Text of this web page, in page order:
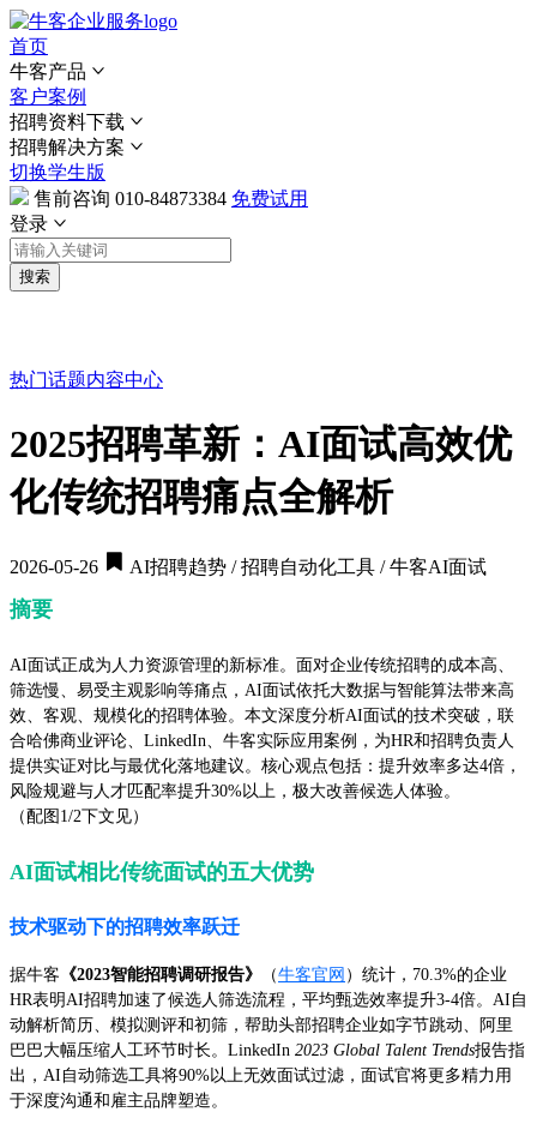
首页
牛客产品
客户案例
招聘资料下载
招聘解决方案
切换学生版
售前咨询 010-84873384 免费试用
登录
搜索
热门话题内容中心
2025招聘革新：AI面试高效优
化传统招聘痛点全解析
2026-05-26 AI招聘趋势 / 招聘自动化工具 / 牛客AI面试
摘要
AI面试正成为人力资源管理的新标准。面对企业传统招聘的成本高、
筛选慢、易受主观影响等痛点，AI面试依托大数据与智能算法带来高
效、客观、规模化的招聘体验。本文深度分析AI面试的技术突破，联
合哈佛商业评论、LinkedIn、牛客实际应用案例，为HR和招聘负责人
提供实证对比与最优化落地建议。核心观点包括：提升效率多达4倍，
风险规避与人才匹配率提升30%以上，极大改善候选人体验。
（配图1/2下文见）
AI面试相比传统面试的五大优势
技术驱动下的招聘效率跃迁
据牛客 《2023智能招聘调研报告》 （牛客官网 ）统计，70.3%的企业
HR表明AI招聘加速了候选人筛选流程，平均甄选效率提升3-4倍。AI自
动解析简历、模拟测评和初筛，帮助头部招聘企业如字节跳动、阿里
巴巴大幅压缩人工环节时长。LinkedIn 2023 Global Talent Trends报告指
出，AI自动筛选工具将90%以上无效面试过滤，面试官将更多精力用
于深度沟通和雇主品牌塑造。